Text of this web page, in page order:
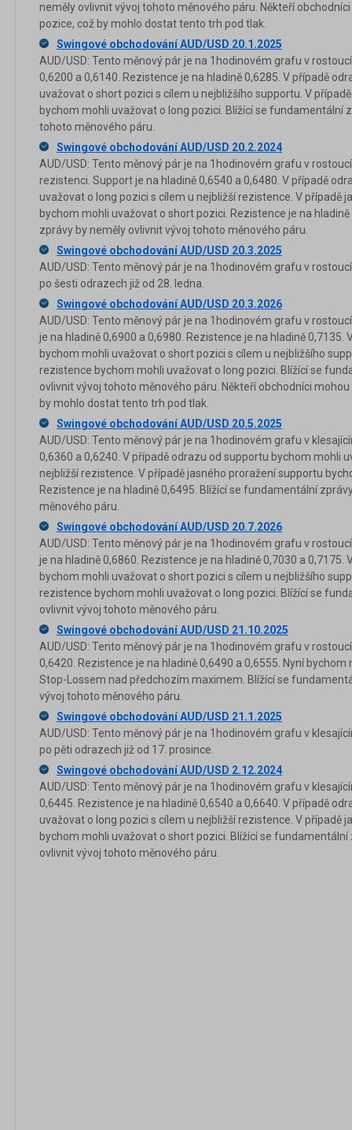
neměly ovlivnit vývoj tohoto měnového páru. Někteří
pozice, což by mohlo dostat tento trh pod tlak.
Swingové obchodování AUD/USD 20.1.2025
AUD/USD: Tento měnový pár je na 1hodinovém grafu v
0,6200 a 0,6140. Rezistence je na hladině 0,6285. V případě
uvažovat o short pozici s cílem u nejbližšího supportu. V
bychom mohli uvažovat o long pozici. Blížící se fundamentální
tohoto měnového páru.
Swingové obchodování AUD/USD 20.2.2024
AUD/USD: Tento měnový pár je na 1hodinovém grafu v
rezistenci. Support je na hladině 0,6540 a 0,6480. V případě
uvažovat o long pozici s cílem u nejbližší rezistence. V případě
bychom mohli uvažovat o short pozici. Rezistence je na
zprávy by neměly ovlivnit vývoj tohoto měnového páru.
Swingové obchodování AUD/USD 20.3.2025
AUD/USD: Tento měnový pár je na 1hodinovém grafu v
po šesti odrazech již od 28. ledna.
Swingové obchodování AUD/USD 20.3.2026
AUD/USD: Tento měnový pár je na 1hodinovém grafu v
je na hladině 0,6900 a 0,6980. Rezistence je na hladině
bychom mohli uvažovat o short pozici s cílem u nejbližšího
rezistence bychom mohli uvažovat o long pozici. Blížící se
ovlivnit vývoj tohoto měnového páru. Někteří obchodníci
by mohlo dostat tento trh pod tlak.
Swingové obchodování AUD/USD 20.5.2025
AUD/USD: Tento měnový pár je na 1hodinovém grafu v
0,6360 a 0,6240. V případě odrazu od supportu bychom mohli
nejbližší rezistence. V případě jasného proražení supportu
Rezistence je na hladině 0,6495. Blížící se fundamentální
měnového páru.
Swingové obchodování AUD/USD 20.7.2026
AUD/USD: Tento měnový pár je na 1hodinovém grafu v
je na hladině 0,6860. Rezistence je na hladině 0,7030 a
bychom mohli uvažovat o short pozici s cílem u nejbližšího
rezistence bychom mohli uvažovat o long pozici. Blížící se
ovlivnit vývoj tohoto měnového páru.
Swingové obchodování AUD/USD 21.10.2025
AUD/USD: Tento měnový pár je na 1hodinovém grafu v
0,6420. Rezistence je na hladině 0,6490 a 0,6555. Nyní
Stop-Lossem nad předchozím maximem. Blížící se
vývoj tohoto měnového páru.
Swingové obchodování AUD/USD 21.1.2025
AUD/USD: Tento měnový pár je na 1hodinovém grafu v
po pěti odrazech již od 17. prosince.
Swingové obchodování AUD/USD 2.12.2024
AUD/USD: Tento měnový pár je na 1hodinovém grafu v
0,6445. Rezistence je na hladině 0,6540 a 0,6640. V případě
uvažovat o long pozici s cílem u nejbližší rezistence. V případě
bychom mohli uvažovat o short pozici. Blížící se fundamentální
ovlivnit vývoj tohoto měnového páru.